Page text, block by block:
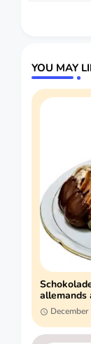
YOU MAY
allemands